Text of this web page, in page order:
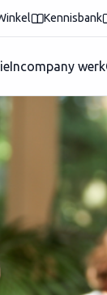
Kennisbank
Incompany werk